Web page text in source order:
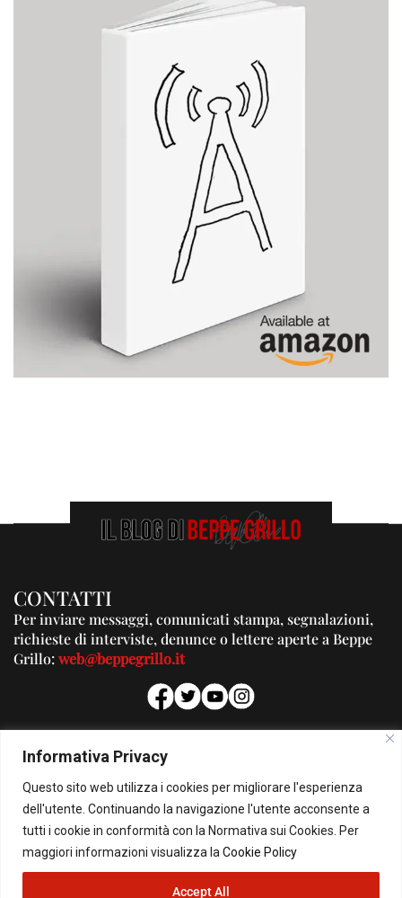
Informativa Privacy
Questo sito web utilizza i cookies per migliorare l'esperienza
dell'utente. Continuando la navigazione l'utente acconsente a
tutti i cookie in conformità con la Normativa sui Cookies. Per
maggiori informazioni visualizza la Cookie Policy
Accept All
CONTATTI
Per inviare messaggi, comunicati stampa, segnalazioni,
richieste di interviste, denunce o lettere aperte a Beppe
Grillo:web@beppegrillo.it
PUBBLICITA'
Per la tua pubblicità su questo Blog:
pubblicita@beppegrillo.it
© Copyright 2026 - Il Blog di Beppe Grillo. All Rights Reserved - Powered by